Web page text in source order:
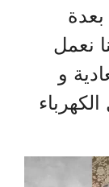
نعمل
و